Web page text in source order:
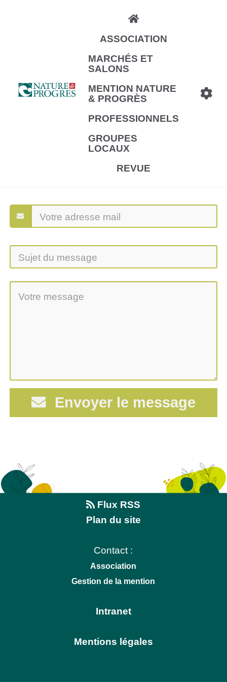
ASSOCIATION
MARCHÉS ET
SALONS
MENTION NATURE
& PROGRÈS
PROFESSIONNELS
GROUPES
LOCAUX
REVUE
Envoyer le message
Flux RSS
Plan du site
Contact :
Association
Gestion de la mention
Intranet
Mentions légales